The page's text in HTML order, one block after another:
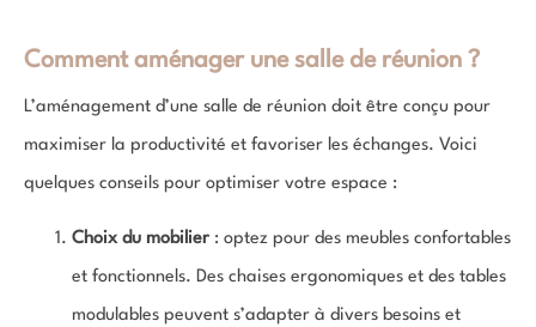
Comment aménager une salle de réunion ?
L’aménagement d’une salle de réunion doit être conçu pour
maximiser la productivité et favoriser les échanges. Voici
quelques conseils pour optimiser votre espace :
Choix du mobilier : optez pour des meubles confortables
et fonctionnels. Des chaises ergonomiques et des tables
modulables peuvent s’adapter à divers besoins et